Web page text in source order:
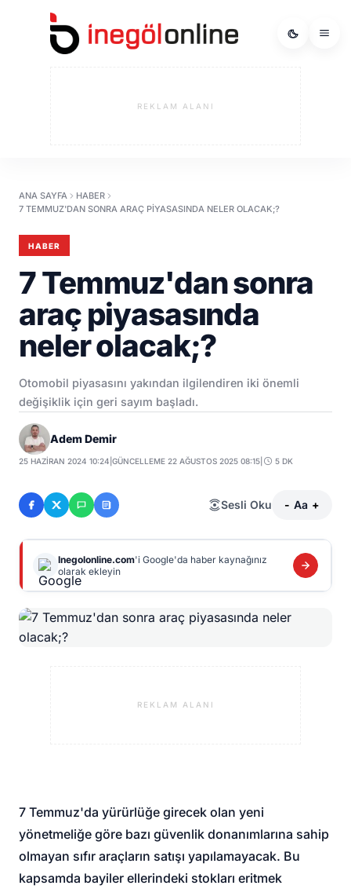
REKLAM ALANI
ANA SAYFA
HABER
7 TEMMUZ'DAN SONRA ARAÇ PIYASASINDA NELER OLACAK;?
HABER
7 Temmuz'dan sonra
araç piyasasında
neler olacak;?
Otomobil piyasasını yakından ilgilendiren iki önemli
değişiklik için geri sayım başladı.
Adem Demir
25 HAZIRAN 2024 10:24 |GÜNCELLEME 22 AĞUSTOS 2025 08:15 5 DK
Sesli Oku - Aa +
Inegolonline.com'i Google'da haber kaynağınız
olarak ekleyin
REKLAM ALANI
7 Temmuz'da yürürlüğe girecek olan yeni
yönetmeliğe göre bazı güvenlik donanımlarına sahip
olmayan sıfır araçların satışı yapılamayacak. Bu
kapsamda bayiler ellerindeki stokları eritmek